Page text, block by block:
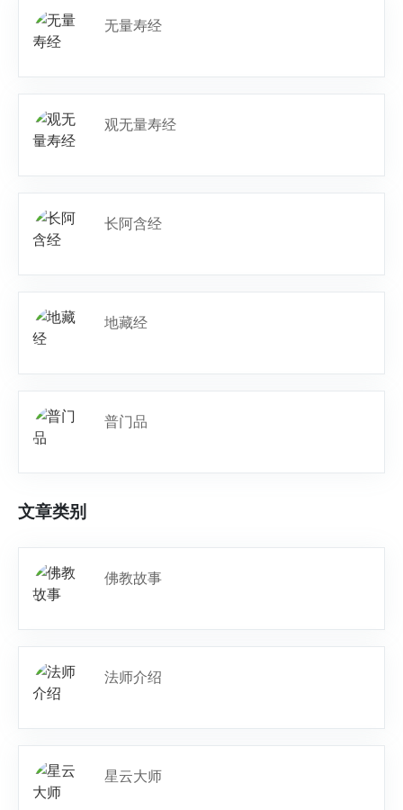
无量寿经
观无量寿经
长阿含经
地藏经
普门品
文章类别
佛教故事
法师介绍
星云大师